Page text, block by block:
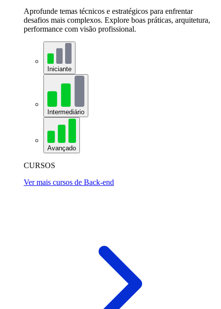
Aprofunde temas técnicos e estratégicos para enfrentar
desafios mais complexos. Explore boas práticas, arquitetura,
performance com visão profissional.
Iniciante
Intermediário
Avançado
CURSOS
Ver mais cursos de Back-end